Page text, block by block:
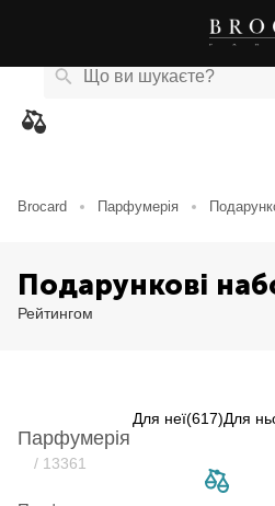
Brocard Парфумерія
Подарункові
Рейтингом
Парфумерія
/ 13361
Для неї(617)Для